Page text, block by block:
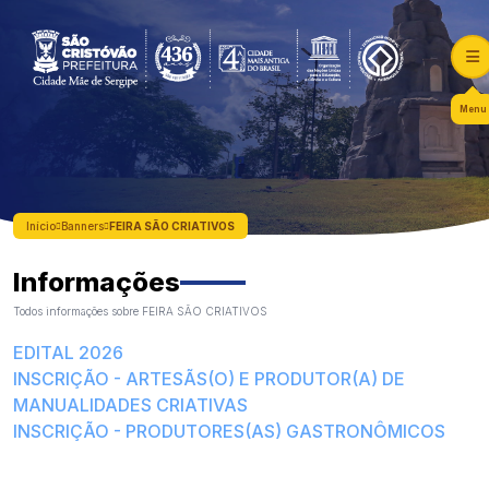
Menu
Início Banners FEIRA SÃO CRIATIVOS
Informações
Todos informações sobre FEIRA SÃO CRIATIVOS
EDITAL 2026
INSCRIÇÃO - ARTESÃS(O) E PRODUTOR(A) DE
MANUALIDADES CRIATIVAS
INSCRIÇÃO - PRODUTORES(AS) GASTRONÔMICOS